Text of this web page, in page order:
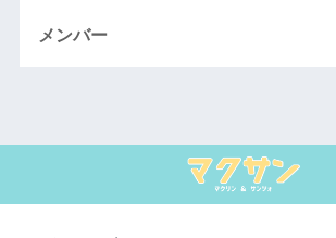
メンバー